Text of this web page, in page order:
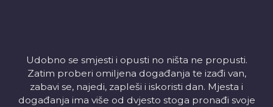
Udobno se smjesti i opusti no ništa ne propusti.
Zatim proberi omiljena događanja te izađi van,
zabavi se, najedi, zapleši i iskoristi dan. Mjesta i
događanja ima više od dvjesto stoga pronađi svoje